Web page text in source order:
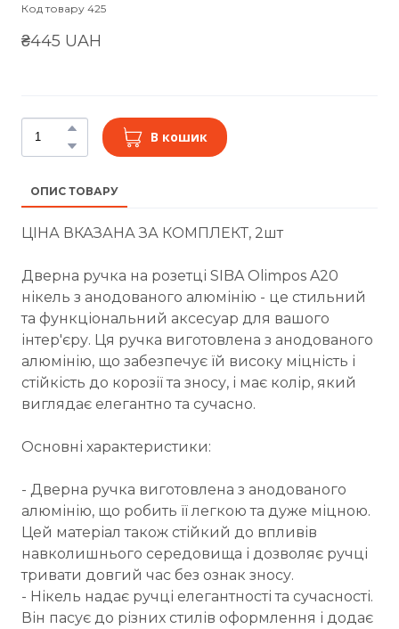
Код товару 425
₴445 UAH
В кошик
ОПИС ТОВАРУ
ЦІНА ВКАЗАНА ЗА КОМПЛЕКТ, 2шт
Дверна ручка на розетці SIBA Olimpos A20
нікель з анодованого алюмінію - це стильний
та функціональний аксесуар для вашого
інтер'єру. Ця ручка виготовлена з анодованого
алюмінію, що забезпечує їй високу міцність і
стійкість до корозії та зносу, і має колір, який
виглядає елегантно та сучасно.
Основні характеристики:
- Дверна ручка виготовлена з анодованого
алюмінію, що робить її легкою та дуже міцною.
Цей матеріал також стійкий до впливів
навколишнього середовища і дозволяє ручці
тривати довгий час без ознак зносу.
- Нікель надає ручці елегантності та сучасності.
Він пасує до різних стилів оформлення і додає